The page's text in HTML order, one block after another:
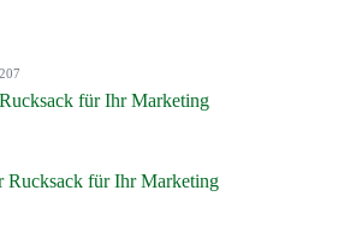
für Ihr Marketing